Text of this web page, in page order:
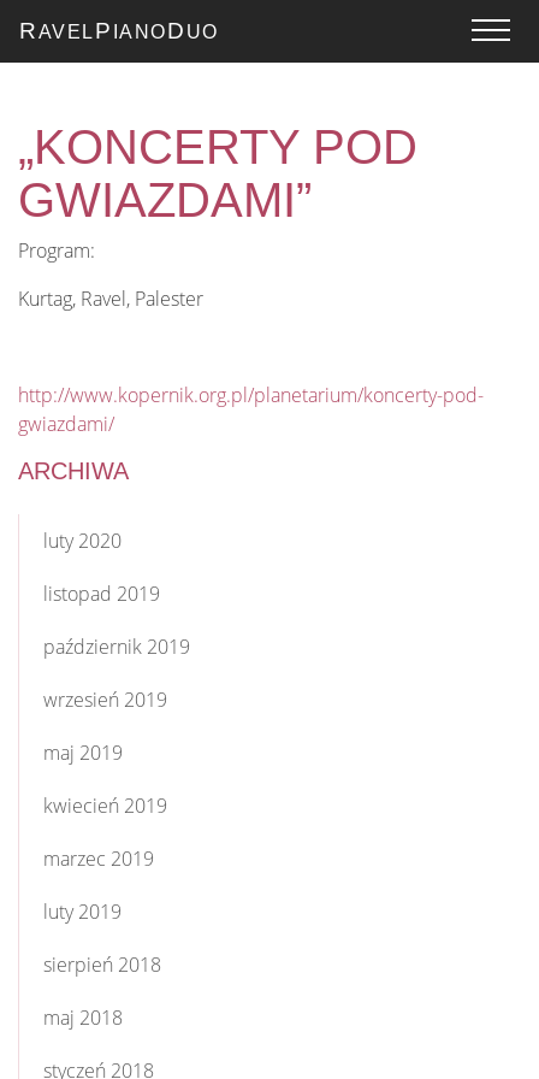
RAVEL P IANOD UO
„KONCERTY POD
GWIAZDAMI”
Program:
Kurtag, Ravel, Palester
http://www.kopernik.org.pl/planetarium/koncerty-pod-
gwiazdami/
ARCHIWA
luty 2020
listopad 2019
październik 2019
wrzesień 2019
maj 2019
kwiecień 2019
marzec 2019
luty 2019
sierpień 2018
maj 2018
styczeń 2018